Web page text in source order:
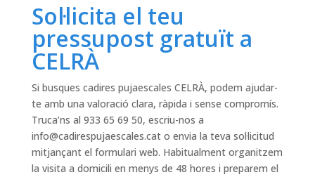
Sol·licita el teu
pressupost gratuït a
CELRÀ
Si busques cadires pujaescales CELRÀ, podem ajudar-
te amb una valoració clara, ràpida i sense compromís.
Truca’ns al 933 65 69 50, escriu-nos a
info@cadirespujaescales.cato envia la teva sol·licitud
mitjançant el formulari web. Habitualment organitzem
la visita a domicili en menys de 48 hores i preparem el